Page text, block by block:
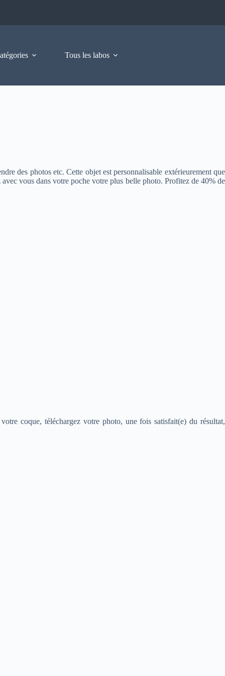
Tous les labos
des photos etc. Cette objet est personnalisable extérieurement que
vous dans votre poche votre plus belle photo. Profitez de 40% de
coque, téléchargez votre photo, une fois satisfait(e) du résultat,